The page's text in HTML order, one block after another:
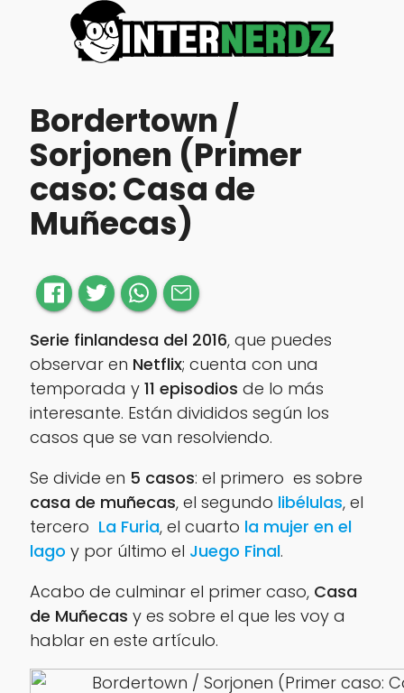
Bordertown /
Sorjonen (Primer
caso: Casa de
Muñecas)
Serie finlandesa del 2016, que puedes
observar en Netflix; cuenta con una
temporada y 11 episodios de lo más
interesante. Están divididos según los
casos que se van resolviendo.
Se divide en 5 casos: el primero es sobre
casa de muñecas, el segundo libélulas, el
tercero La Furia, el cuarto la mujer en el
lago y por último el Juego Final.
Acabo de culminar el primer caso, Casa
de Muñecas y es sobre el que les voy a
hablar en este artículo.